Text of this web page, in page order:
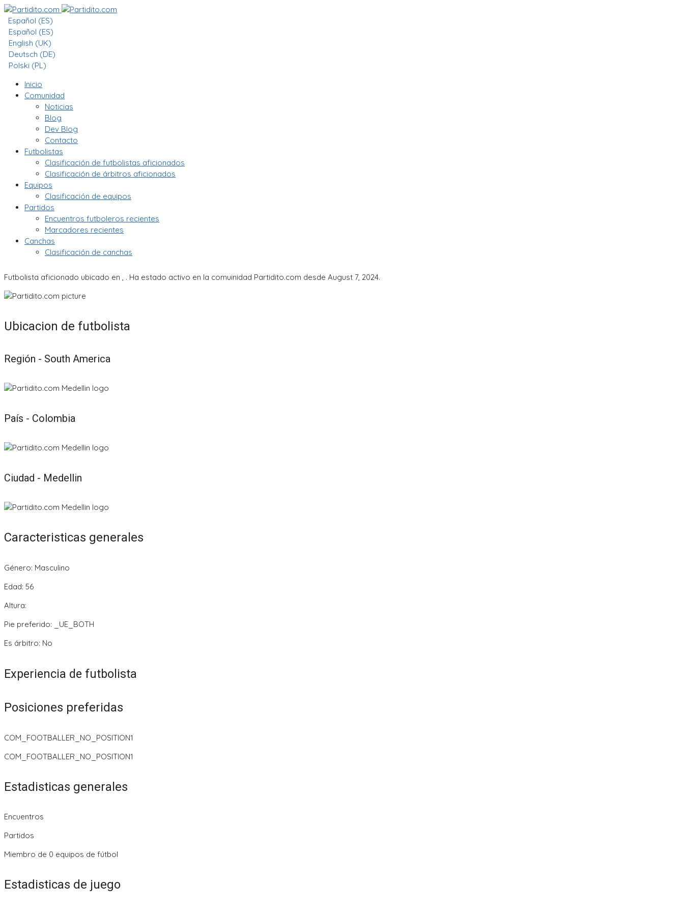
Español (ES)
Español (ES)
English (UK)
Deutsch (DE)
Polski (PL)
Inicio
Comunidad
Noticias
Blog
Dev Blog
Contacto
Futbolistas
Clasificación de futbolistas aficionados
Clasificación de árbitros aficionados
Equipos
Clasificación de equipos
Partidos
Encuentros futboleros recientes
Marcadores recientes
Canchas
Clasificación de canchas
Futbolista aficionado ubicado en , . Ha estado activo en la comuinidad Partidito.com desde August 7, 2024.
Ubicacion de futbolista
Región - South America
País - Colombia
Ciudad - Medellin
Caracteristicas generales
Género: Masculino
Edad: 56
Altura:
Pie preferido: _UE_BOTH
Es árbitro: No
Experiencia de futbolista
Posiciones preferidas
COM_FOOTBALLER_NO_POSITION1
COM_FOOTBALLER_NO_POSITION1
Estadisticas generales
Encuentros
Partidos
Miembro de 0 equipos de fútbol
Estadisticas de juego